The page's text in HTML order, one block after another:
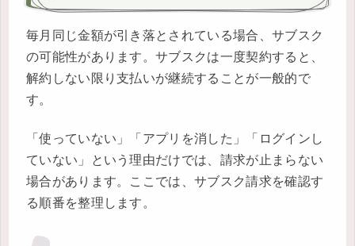
毎月同じ金額が引き落とされている場合、サブスク
の可能性があります。サブスクは一度契約すると、
解約しない限り支払いが継続することが一般的で
す。
「使っていない」「アプリを消した」「ログインし
ていない」という理由だけでは、請求が止まらない
場合があります。ここでは、サブスク請求を確認す
る順番を整理します。